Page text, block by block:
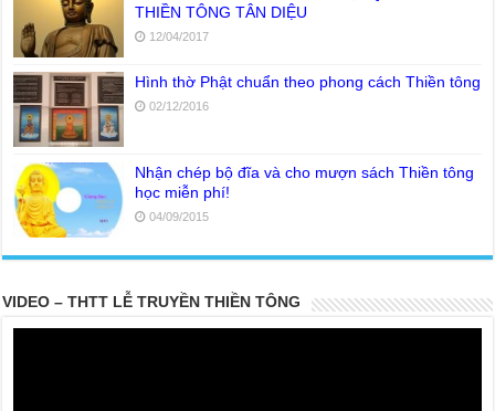
THIỀN TÔNG TÂN DIỆU
12/04/2017
Hình thờ Phật chuẩn theo phong cách Thiền tông
02/12/2016
Nhận chép bộ đĩa và cho mượn sách Thiền tông
học miễn phí!
04/09/2015
VIDEO – THTT LỄ TRUYỀN THIỀN TÔNG